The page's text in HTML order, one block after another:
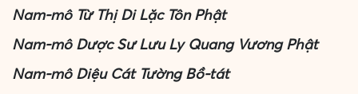
Nam-mô Từ Thị Di Lặc Tôn Phật
Nam-mô Dược Sư Lưu Ly Quang Vương Phật
Nam-mô Diệu Cát Tường Bồ-tát